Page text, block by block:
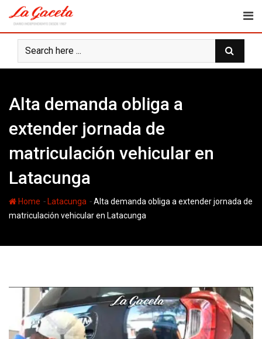
content
Alta demanda obliga a
extender jornada de
matriculación vehicular en
Latacunga
Home - Latacunga -Alta demanda obliga a extender jornada de
matriculación vehicular en Latacunga